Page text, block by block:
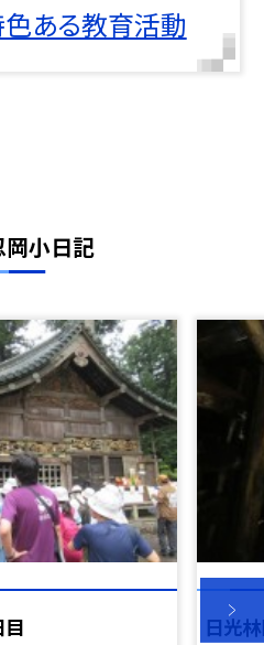
ある教育活動
岡小日記
目
日光